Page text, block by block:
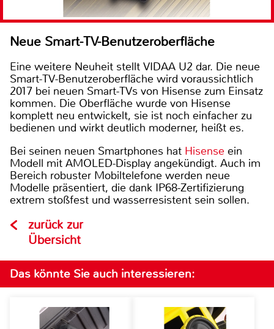
Neue Smart-TV-Benutzeroberfläche
Eine weitere Neuheit stellt VIDAA U2 dar. Die neue
Smart-TV-Benutzeroberfläche wird voraussichtlich
2017 bei neuen Smart-TVs von Hisense zum Einsatz
kommen. Die Oberfläche wurde von Hisense
komplett neu entwickelt, sie ist noch einfacher zu
bedienen und wirkt deutlich moderner, heißt es.
Bei seinen neuen Smartphones hat Hisense ein
Modell mit AMOLED-Display angekündigt. Auch im
Bereich robuster Mobiltelefone werden neue
Modelle präsentiert, die dank IP68-Zertifizierung
extrem stoßfest und wasserresistent sein sollen.
zurück zur
Übersicht
Das könnte Sie auch interessieren: